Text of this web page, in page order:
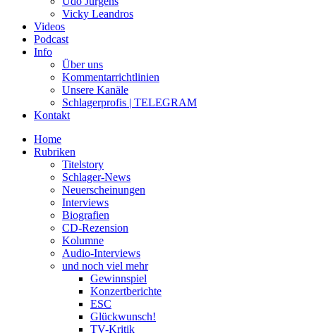
Vicky Leandros
Videos
Podcast
Info
Über uns
Kommentarrichtlinien
Unsere Kanäle
Schlagerprofis | TELEGRAM
Kontakt
Home
Rubriken
Titelstory
Schlager-News
Neuerscheinungen
Interviews
Biografien
CD-Rezension
Kolumne
Audio-Interviews
und noch viel mehr
Gewinnspiel
Konzertberichte
ESC
Glückwunsch!
TV-Kritik